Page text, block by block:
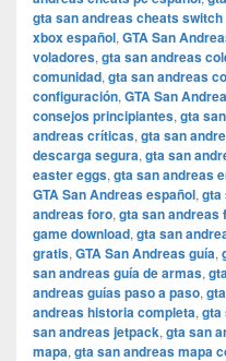
gta san andreas cheats
xbox español, GTA San
voladores, gta san andreas
comunidad, gta san andreas
configuración, GTA San
consejos principiantes, gta
andreas críticas, gta san
descarga segura, gta san
easter eggs, gta san andreas
GTA San Andreas español, gta
andreas foro, gta san andreas
game download, gta san
gratis, GTA San Andreas guía,
san andreas guía de armas,
andreas guías paso a paso,
andreas historia completa, gta
san andreas jetpack, gta san
mapa, gta san andreas mapa